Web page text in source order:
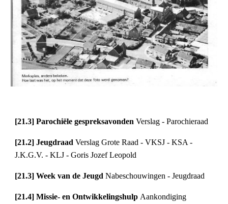
[21.3] Parochiële gespreksavonden Verslag - Parochieraad
[21.2] Jeugdraad Verslag Grote Raad - VKSJ - KSA -
J.K.G.V. - KLJ - Goris Jozef Leopold
[21.3] Week van de Jeugd Nabeschouwingen - Jeugdraad
[21.4] Missie- en Ontwikkelingshulp Aankondiging